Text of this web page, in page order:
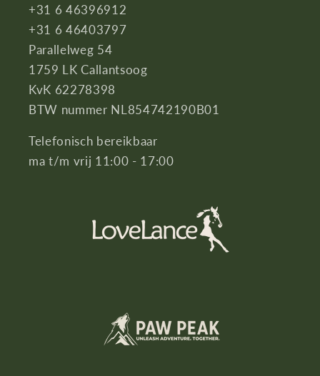
+31 6 46396912
+31 6 46403797
Parallelweg 54
1759 LK Callantsoog
KvK 62278398
BTW nummer NL854742190B01
Telefonisch bereikbaar
ma t/m vrij 11:00 - 17:00